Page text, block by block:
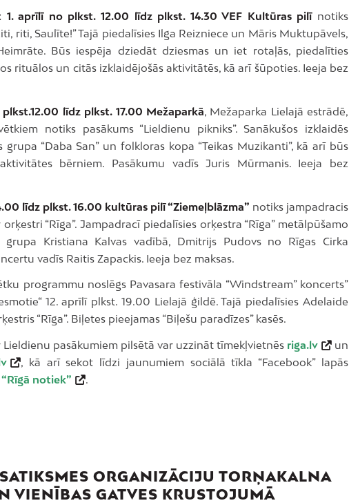
1. aprīlī no plkst. 12.00 līdz plkst. 14.30 VEF Kultūras pilīnotiks
riti, Saulīte!” Tajā piedalīsies Ilga Reizniece un Māris Muktupāvels,
Būs iespēja dziedāt dziesmas un iet rotaļās, piedalīties
rituālos un citās izklaidējošās aktivitātēs, kā arī šūpoties. Ieeja bez
līdz plkst. 17.00 Mežaparkā, Mežaparka Lielajā estrādē,
notiks pasākums “Lieldienu pikniks”. Sanākušos izklaidēs
grupa “Daba San” un folkloras kopa “Teikas Muzikanti”, kā arī būs
bērniem. Pasākumu vadīs Juris Mūrmanis. Ieeja bez
līdz plkst. 16.00 kultūras pilī “Ziemeļblāzma” notiks jampadracis
“Rīga”. Jampadracī piedalīsies orķestra “Rīga” metālpūšamo
grupa Kristiana Kalvas vadībā, Dmitrijs Pudovs no Rīgas Cirka
vadīs Raitis Zapackis. Ieeja bez maksas.
programmu noslēgs Pavasara festivāla “Windstream” koncerts”
12. aprīlī plkst. 19.00 Lielajā ģildē. Tajā piedalīsies Adelaide
“Rīga”. Biļetes pieejamas “Biļešu paradīzes” kasēs.
Lieldienu pasākumiem pilsētā var uzzināt tīmekļvietnēs riga.lv
un
, kā arī sekot līdzi jaunumiem sociālā tīkla “Facebook” lapās
“Rīgā notiek” .
ORGANIZĀCIJU TORŅAKALNA
VIENĪBAS GATVES KRUSTOJUMĀ